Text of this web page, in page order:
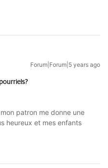
Forum|Forum|5 years ago
patron me donne une
heureux et mes enfants